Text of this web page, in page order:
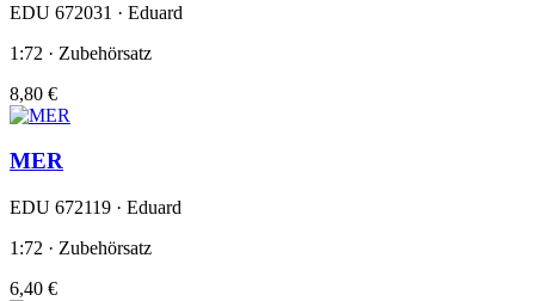
EDU 672031 · Eduard
1:72 · Zubehörsatz
8,80 €
MER
EDU 672119 · Eduard
1:72 · Zubehörsatz
6,40 €